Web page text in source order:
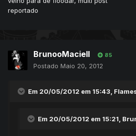
reportado
BrunooMaciell 85
Postado Maio 20, 2012
Em 20/05/2012 em 15:43,
Em 20/05/2012 em 15:21,